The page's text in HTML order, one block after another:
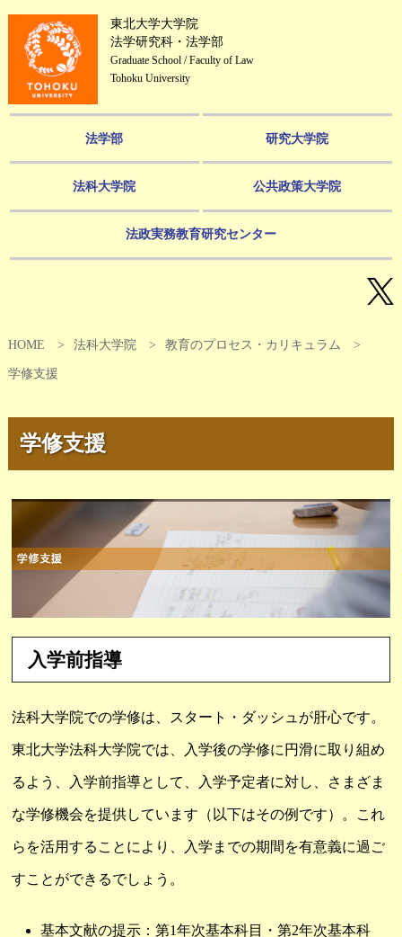
東北大学大学院
法学研究科・法学部
Graduate School / Faculty of Law
Tohoku University
法学部 研究大学院
法科大学院 公共政策大学院
法政実務教育研究センター
HOME 法科大学院 教育のプロセス・カリキュラム
学修支援
学修支援
入学前指導
法科大学院での学修は、スタート・ダッシュが肝心です。
東北大学法科大学院では、入学後の学修に円滑に取り組め
るよう、入学前指導として、入学予定者に対し、さまざま
な学修機会を提供しています（以下はその例です）。これ
らを活用することにより、入学までの期間を有意義に過ご
すことができるでしょう。
基本文献の提示：第1年次基本科目・第2年次基本科